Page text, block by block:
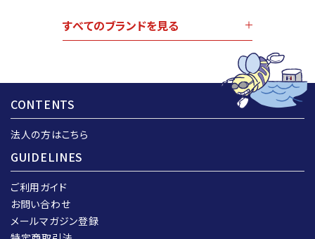
すべてのブランドを見る
CONTENTS
法人の方はこちら
GUIDELINES
ご利用ガイド
お問い合わせ
メールマガジン登録